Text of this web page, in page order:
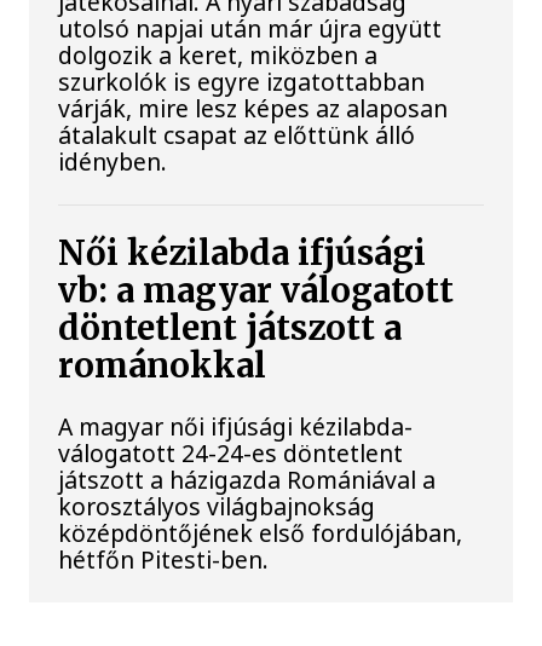
utolsó napjai után már újra együtt
dolgozik a keret, miközben a
szurkolók is egyre izgatottabban
várják, mire lesz képes az alaposan
átalakult csapat az előttünk álló
idényben.
Női kézilabda ifjúsági
vb: a magyar válogatott
döntetlent játszott a
románokkal
A magyar női ifjúsági kézilabda-
válogatott 24-24-es döntetlent
játszott a házigazda Romániával a
korosztályos világbajnokság
középdöntőjének első fordulójában,
hétfőn Pitesti-ben.